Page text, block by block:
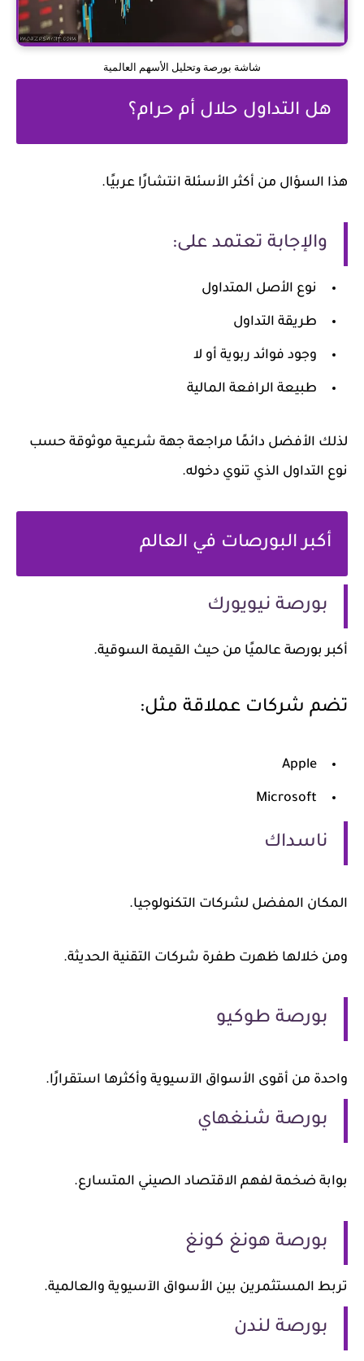
شاشة بورصة وتحليل الأسهم العالمية
هل التداول حلال أم حرام؟
هذا السؤال من أكثر الأسئلة انتشارًا عربيًا.
والإجابة تعتمد على:
نوع الأصل المتداول
طريقة التداول
وجود فوائد ربوية أو لا
طبيعة الرافعة المالية
لذلك الأفضل دائمًا مراجعة جهة شرعية موثوقة حسب
نوع التداول الذي تنوي دخوله.
أكبر البورصات في العالم
بورصة نيويورك
أكبر بورصة عالميًا من حيث القيمة السوقية.
تضم شركات عملاقة مثل:
Apple
Microsoft
ناسداك
المكان المفضل لشركات التكنولوجيا.
ومن خلالها ظهرت طفرة شركات التقنية الحديثة.
بورصة طوكيو
واحدة من أقوى الأسواق الآسيوية وأكثرها استقرارًا.
بورصة شنغهاي
بوابة ضخمة لفهم الاقتصاد الصيني المتسارع.
بورصة هونغ كونغ
تربط المستثمرين بين الأسواق الآسيوية والعالمية.
بورصة لندن